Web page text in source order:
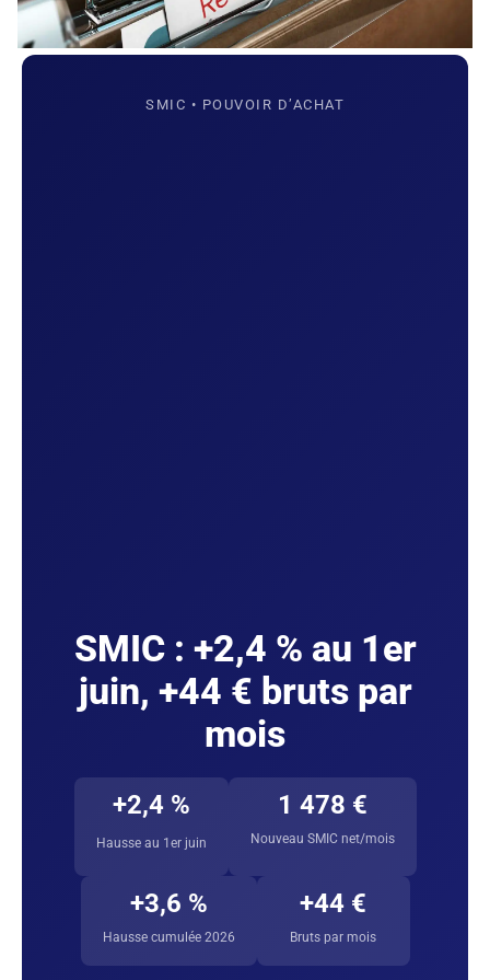
SMIC • POUVOIR D’ACHAT
SMIC : +2,4 % au 1er
juin, +44 € bruts par
mois
+2,4 %
Hausse au 1er juin
1 478 €
Nouveau SMIC net/mois
+3,6 %
Hausse cumulée 2026
+44 €
Bruts par mois